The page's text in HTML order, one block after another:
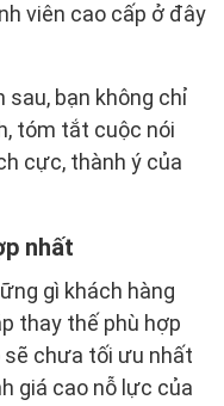
viên cao cấp ở đây
sau, bạn không chỉ
tóm tắt cuộc nói
cực, thành ý của
nhất
gì khách hàng
thay thế phù hợp
chưa tối ưu nhất
giá cao nỗ lực của